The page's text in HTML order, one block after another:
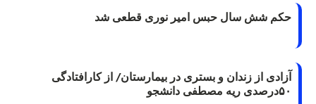
حکم شش سال حبس امیر نوری قطعی شد
آزادی از زندان و بستری در بیمارستان/ از کارافتادگی
۵۰درصدی ریه مصطفی دانشجو